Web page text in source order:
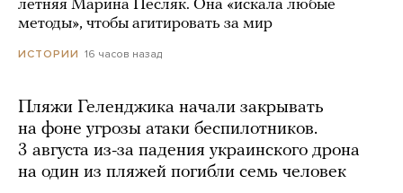
летняя Марина Песляк. Она «искала любые
методы», чтобы агитировать за мир
ИСТОРИИ 16 часов назад
Пляжи Геленджика начали закрывать
на фоне угрозы атаки беспилотников.
3 августа из-за падения украинского дрона
на один из пляжей погибли семь человек